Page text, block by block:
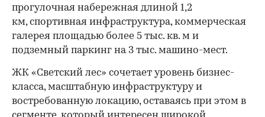
00:00
прогулочная набережная длиной 1,2
км, спортивная инфраструктура, коммерческая
галерея площадью более 5 тыс. кв. м и
подземный паркинг на 3 тыс. машино-мест.
ЖК «Светский лес» сочетает уровень бизнес-
класса, масштабную инфраструктуру и
востребованную локацию, оставаясь при этом в